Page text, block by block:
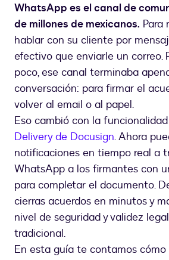
WhatsApp es el canal de
de millones de mexicanos. Para
hablar con su cliente por
efectivo que enviarle un correo.
poco, ese canal terminaba
conversación: para firmar el
volver al email o al papel.
Eso cambió con la funcionalidad
Delivery de Docusign. Ahora
notificaciones en tiempo real a
WhatsApp a los firmantes con
para completar el documento.
cierras acuerdos en minutos y
nivel de seguridad y validez
tradicional.
En esta guía te contamos